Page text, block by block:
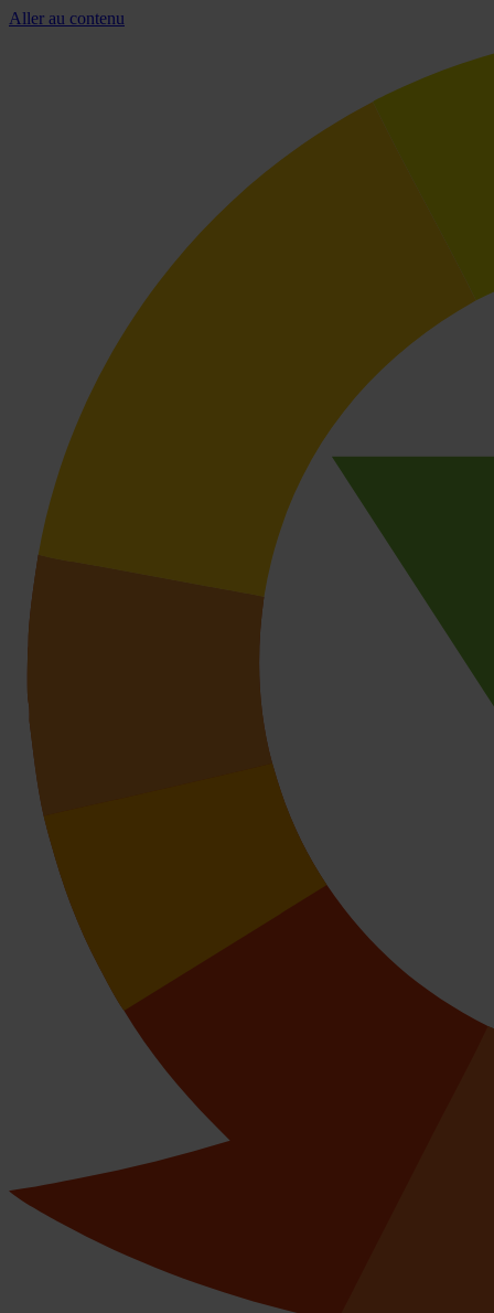
Aller au contenu